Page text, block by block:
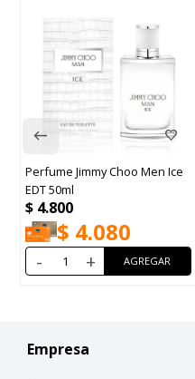
Perfume Jimmy Choo Men Ice
EDT 50ml
$ 4.800
$ 4.080
- +
Empresa